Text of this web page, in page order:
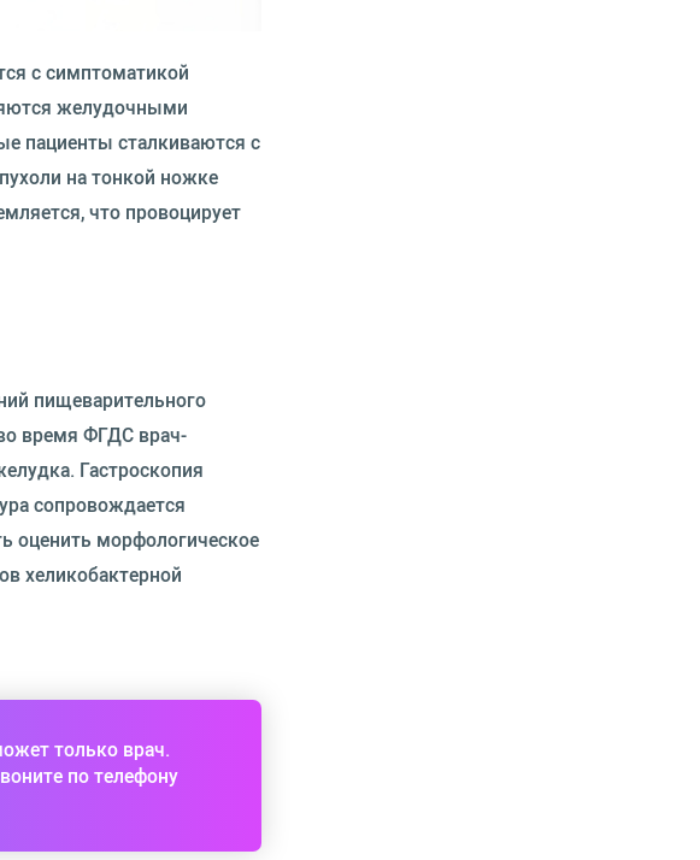
с симптоматикой
желудочными
пациенты сталкиваются с
на тонкой ножке
что провоцирует
пищеварительного
время ФГДС врач-
Гастроскопия
сопровождается
оценить морфологическое
хеликобактерной
только врач.
по телефону